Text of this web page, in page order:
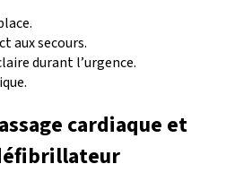
aux secours.
durant l’urgence.
cardiaque et